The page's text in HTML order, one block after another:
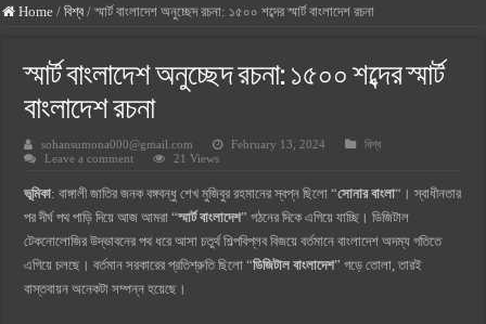
বসুন্ধরা সিমেন্ট এর দাম ২০২৫
হোলসিম সিমেন্ট দাম ২০২৫
সুপারক্রিট সিমেন্ট দাম ২০২৫
জুডিশিয়াল ম্যাজিস্ট্রেট কি? জুডিশিয়াল ম্যাজিস্ট্রেট এর সুযোগ সুবিধা
ওয়ালটন মোবাইল কিস্তিতে কেনার নিয়ম ২০২৫
ওয়ালটন টিভি কিস্তিতে কেনার নিয়ম ২০২৫
গ্রামে লাভজনক ব্যবসা ২০২৫ ও গ্রামের বাজারে ব্যবসার আইডিয়া
জেনে নিন, বর্তমানে মোবাইল ঘড়ি দাম কত ২০২৫
Home / বিশ্ব / স্মার্ট বাংলাদেশ অনুচ্ছেদ রচনা: ১৫০০ শব্দের স্মার্ট বাংলাদেশ রচনা
স্মার্ট বাংলাদেশ অনুচ্ছেদ রচনা: ১৫০০ শব্দের স্মার্ট
বাংলাদেশ রচনা
sohansumona000@gmail.com February 13, 2024
বিশ্ব
Leave a comment
21 Views
ভূমিকা: বাঙ্গালী জাতির জনক বঙ্গবন্ধু শেখ মুজিবুর রহমানের স্বপ্ন ছিলো “সোনার বাংলা“। স্বাধীনতার
পর দীর্ঘ পথ পাড়ি দিয়ে আজ আমরা “স্মার্ট বাংলাদেশ” গঠনের দিকে এগিয়ে যাচ্ছি। ডিজিটাল
টেকনোলোজির উদ্ভাবনের পথ ধরে আসা চতুর্থ শিল্পবিপ্লব বিজয়ে বর্তমানে বাংলাদেশ অদম্য গতিতে
এগিয়ে চলছে। বর্তমান সরকারের প্রতিশ্রুতি ছিলো “ডিজিটাল বাংলাদেশ” গড়ে তোলা, তারই
বাস্তবায়ন অনেকটা সম্পন্ন হয়েছে।